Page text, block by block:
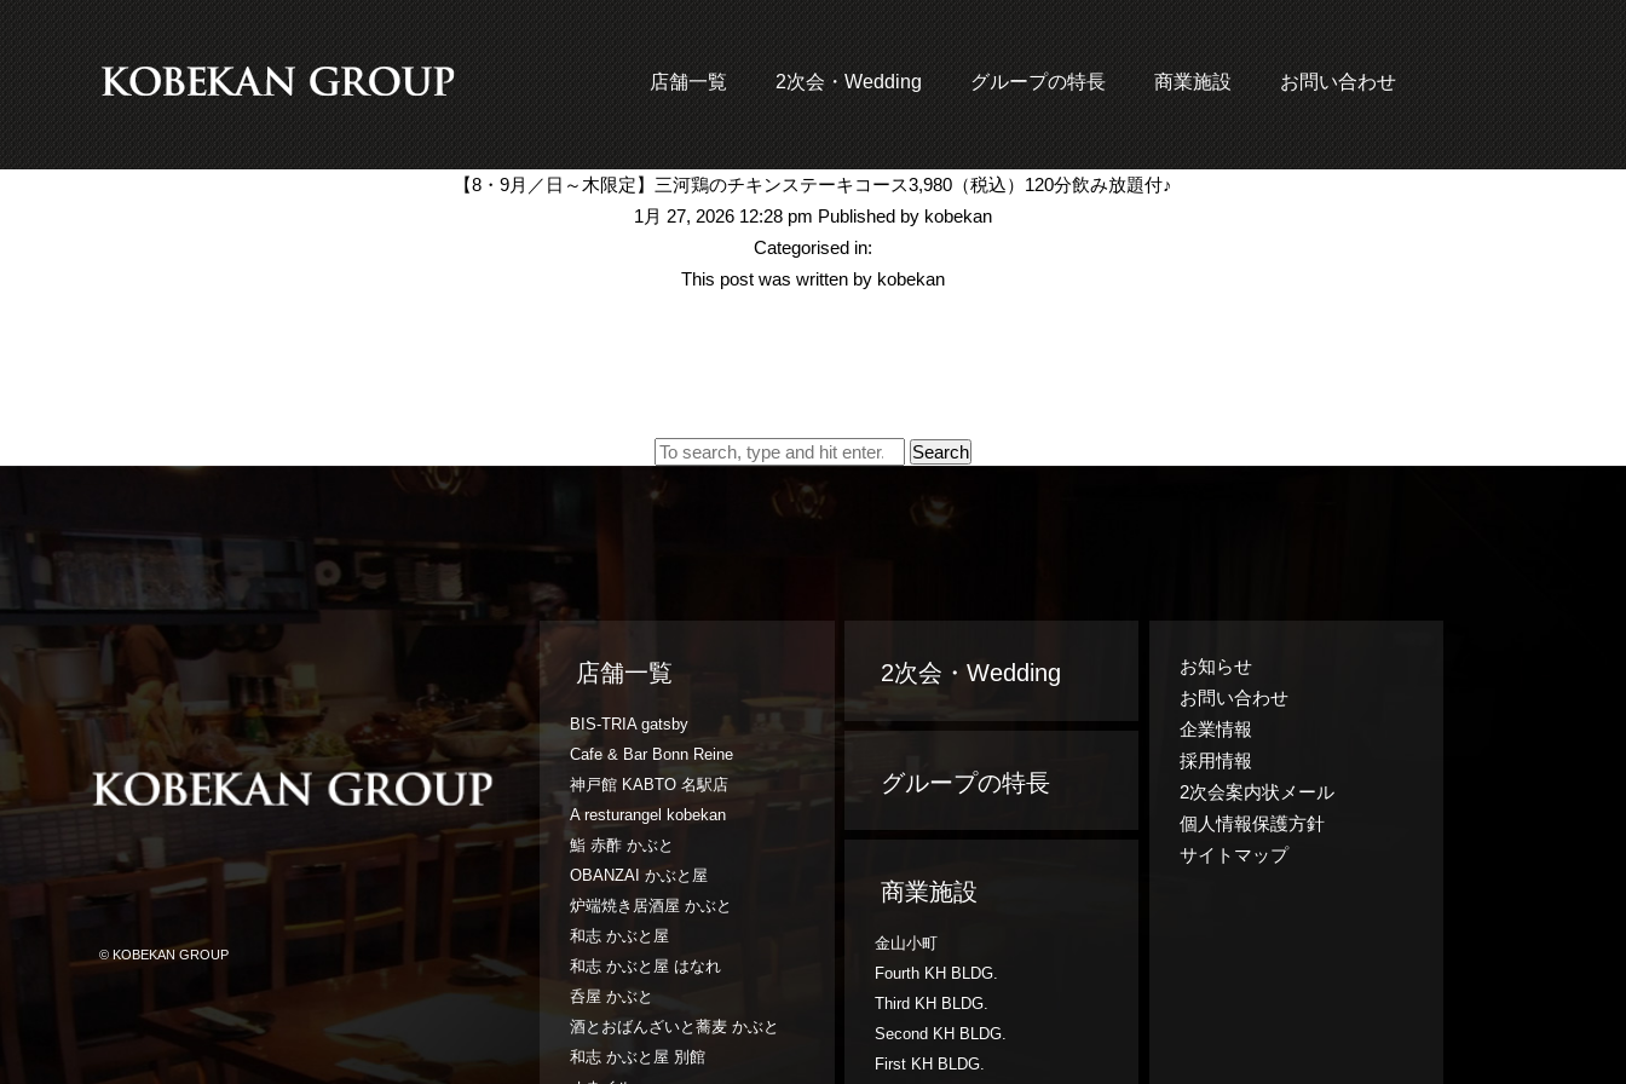
店舗一覧 2次会・Wedding グループの特長 商業施設 お問い合わせ
【8・9月／日～木限定】三河鶏のチキンステーキコース3,980（税込）120分飲み放題付♪
1月 27, 2026 12:28 pm Published by kobekan
Categorised in:
This post was written by kobekan
Search
© KOBEKAN GROUP
店舗一覧
BIS-TRIA gatsby
Cafe & Bar Bonn Reine
神戸館 KABTO 名駅店
A resturangel kobekan
鮨 赤酢 かぶと
OBANZAI かぶと屋
炉端焼き居酒屋 かぶと
和志 かぶと屋
和志 かぶと屋 はなれ
呑屋 かぶと
酒とおばんざいと蕎麦 かぶと
和志 かぶと屋 別館
2次会・Wedding
グループの特長
商業施設
金山小町
Fourth KH BLDG.
Third KH BLDG.
Second KH BLDG.
First KH BLDG.
お知らせ
お問い合わせ
企業情報
採用情報
2次会案内状メール
個人情報保護方針
サイトマップ